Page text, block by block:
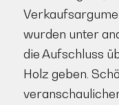
wurden unter
die Aufschluss
Holz geben.